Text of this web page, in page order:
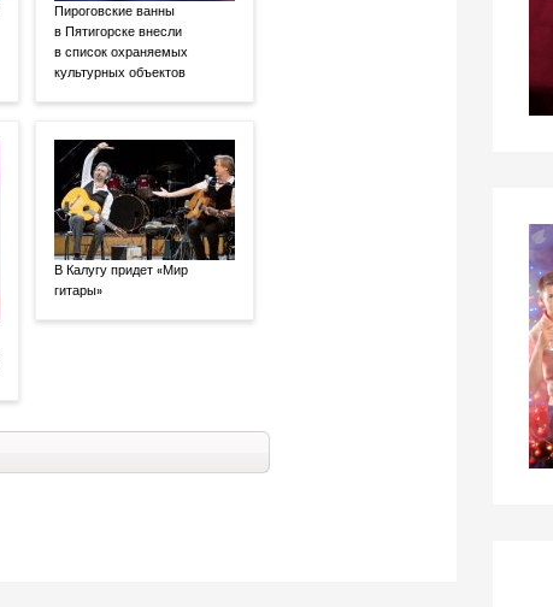
Пироговские ванны
в Пятигорске внесли
в список охраняемых
культурных объектов
В Калугу придет «Мир
гитары»